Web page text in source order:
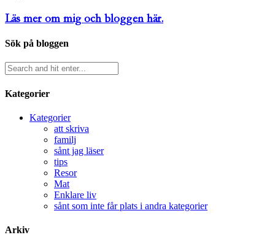
Läs mer om mig och bloggen här.
Sök på bloggen
Kategorier
Kategorier
att skriva
familj
sånt jag läser
tips
Resor
Mat
Enklare liv
sånt som inte får plats i andra kategorier
Arkiv